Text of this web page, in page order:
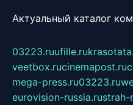
Актуальный каталог
03223.ruufille.ru
veetbox.rucinemapost.ru
mega-press.ru03223.ru
eurovision-russia.rustrah-